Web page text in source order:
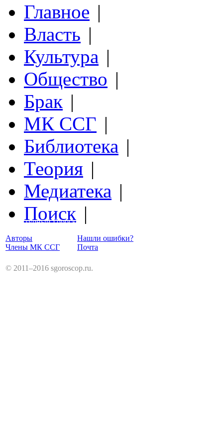
Главное |
Власть |
Культура |
Общество |
Брак |
МК ССГ |
Библиотека |
Теория |
Медиатека |
Поиск |
Структурный Гороскоп
Авторы
Члены МК ССГ
Нашли ошибки?
Почта
© 2011–2016 sgoroscop.ru.